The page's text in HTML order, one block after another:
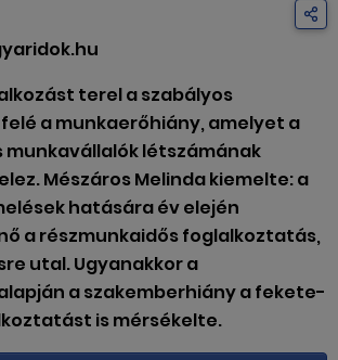
terel a szabályos
a munkaerőhiány, amelyet a
munkavállalók létszámának
Mészáros Melinda kiemelte: a
hatására év elején
a részmunkaidős foglalkoztatás,
utal. Ugyanakkor a
a szakemberhiány a fekete-
is mérsékelte.